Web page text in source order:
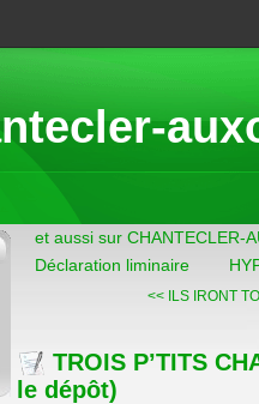
et aussi sur CHANTECLER-
Déclaration liminaire
<< ILS IRONT
TROIS P’TITS
le dépôt)